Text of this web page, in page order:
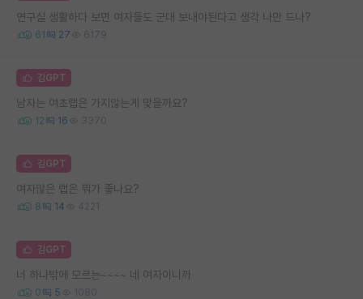
연구실 생활하다 보면 여자들도 군대 보내야된다고 생각 나만 드나?
61 27 6179
김GPT
남자는 여초랩은 가지않는게 맞을까요?
12 16 3370
김GPT
여자많은 랩은 뭐가 좋나요?
8 14 4221
김GPT
너 하나밖에 모르는~~~~ 네 여자이니까
0 5 1080